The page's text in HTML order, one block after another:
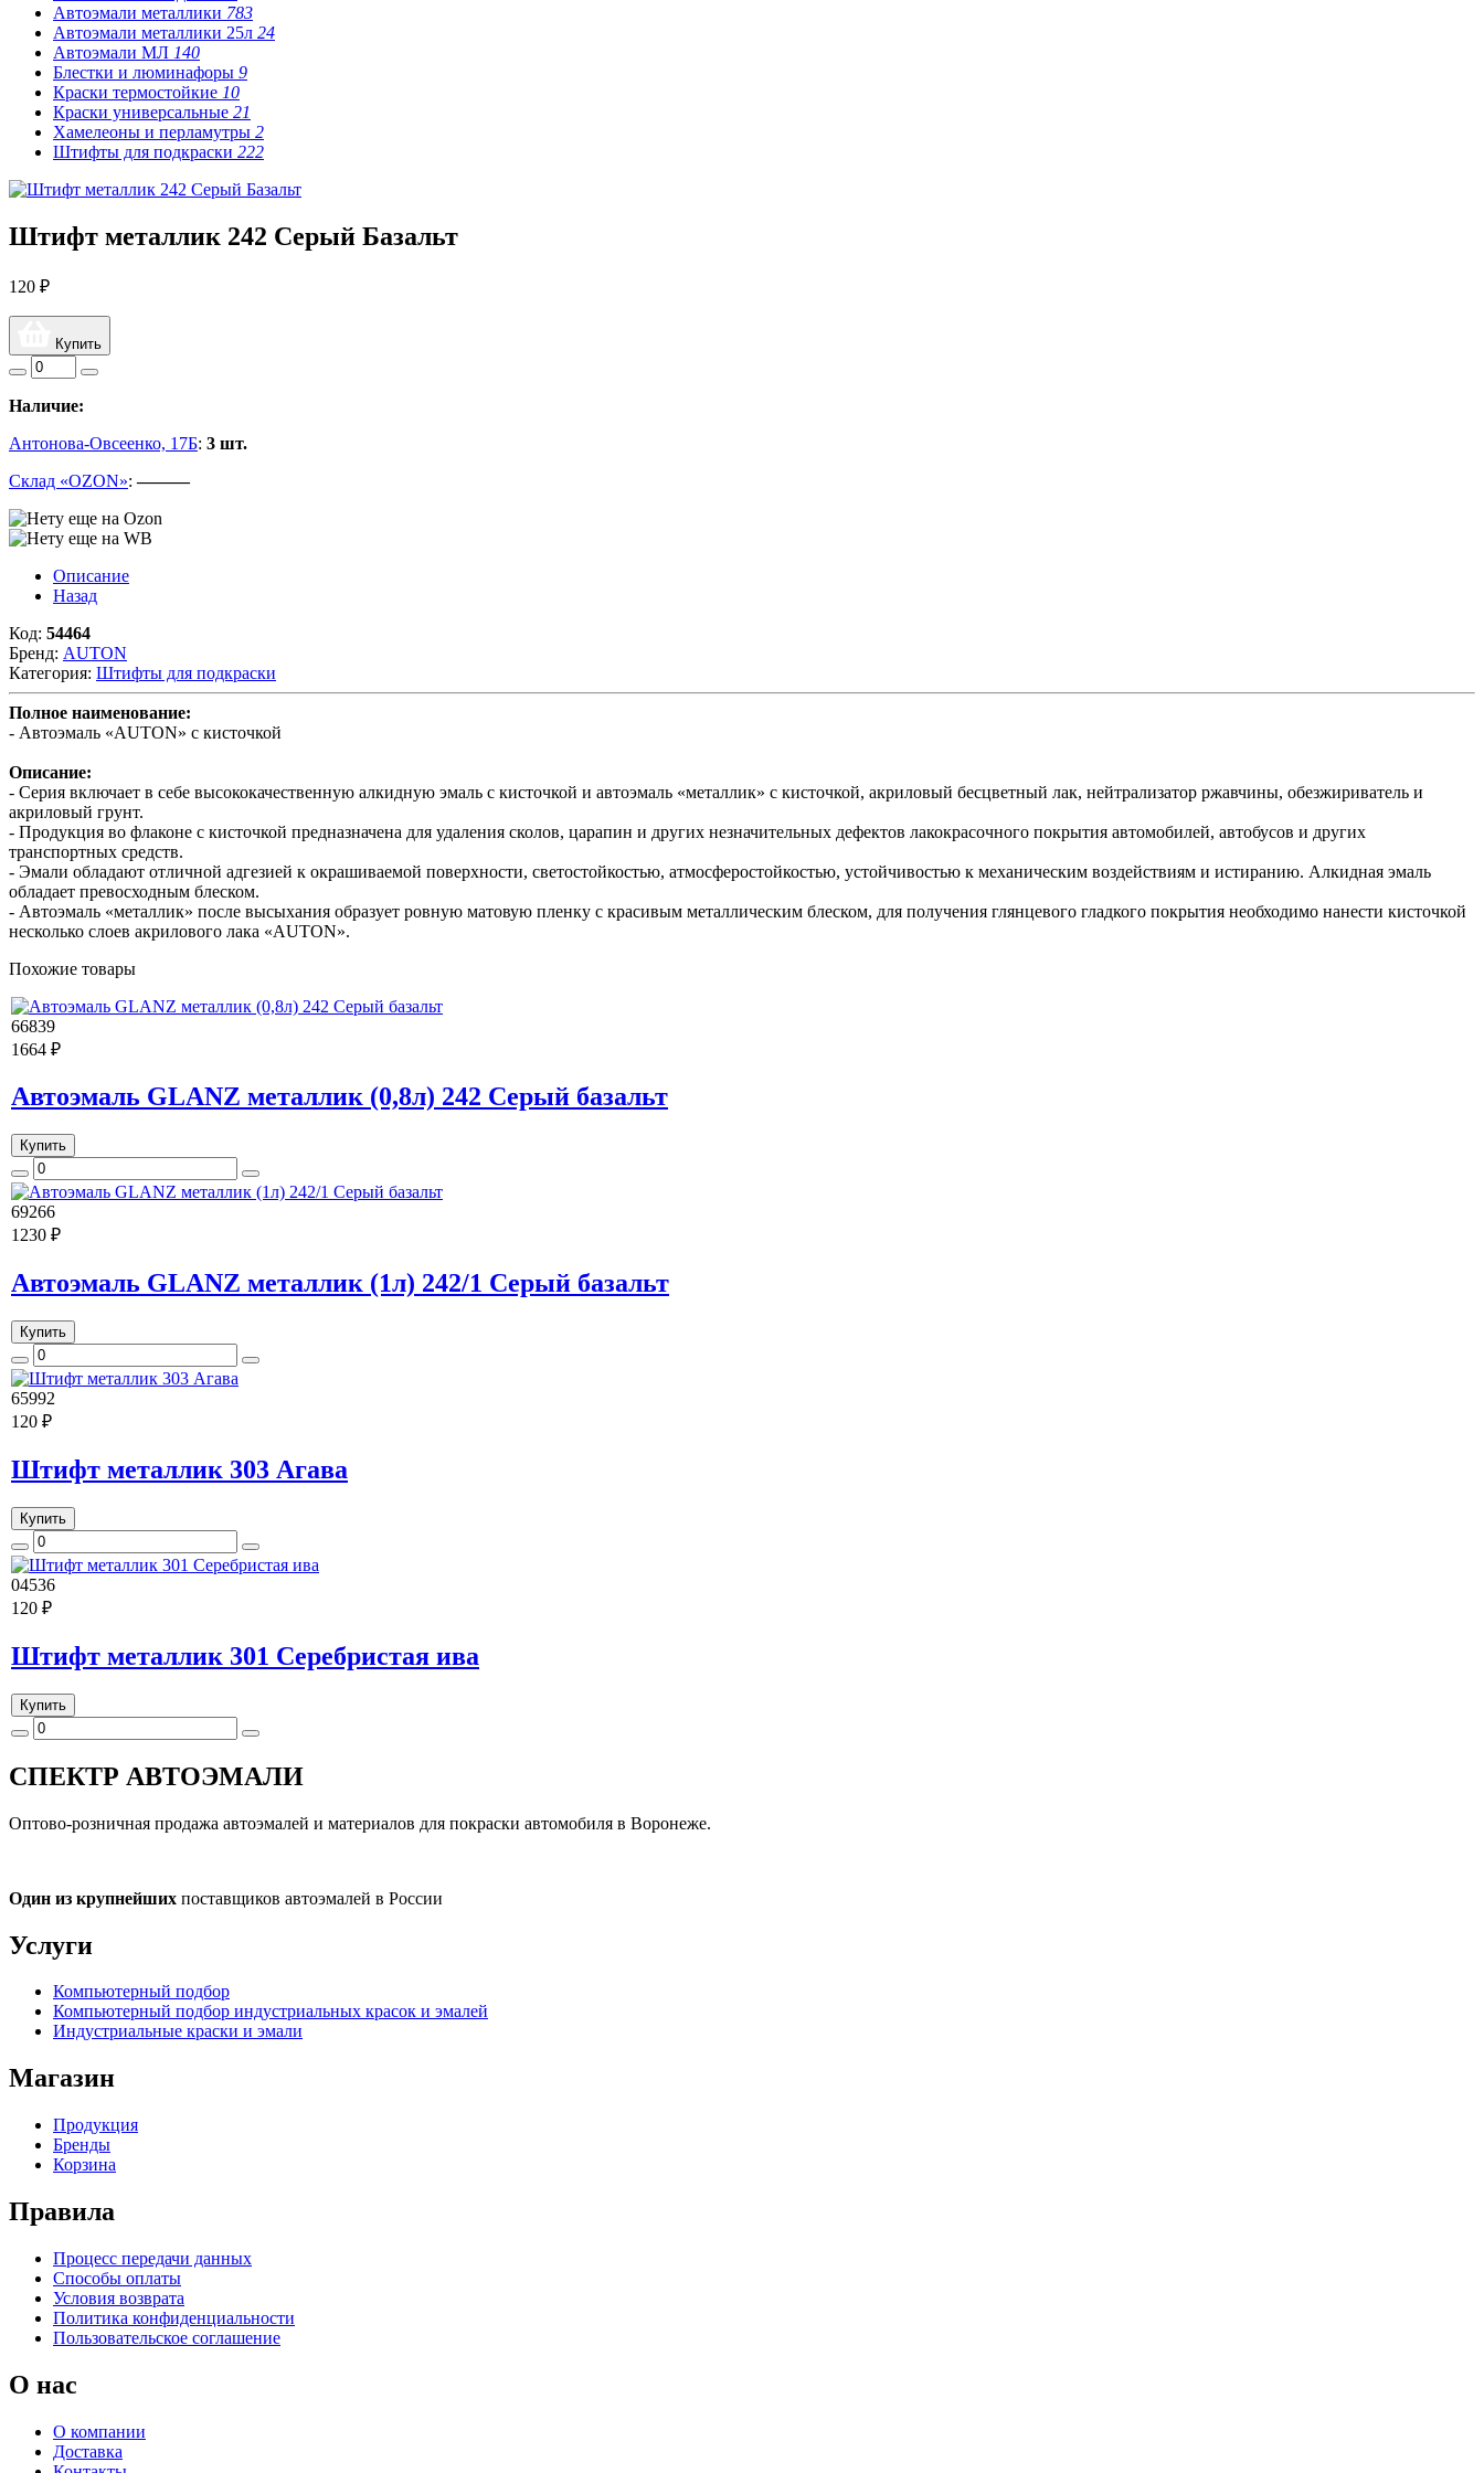
Автоэмали металлики 783
Автоэмали металлики 25л 24
Автоэмали МЛ 140
Блестки и люминафоры 9
Краски термостойкие 10
Краски универсальные 21
Хамелеоны и перламутры 2
Штифты для подкраски 222
Штифт металлик 242 Серый Базальт
120 ₽
Купить
Наличие:
Антонова-Овсеенко, 17Б: 3 шт.
Склад «OZON»:———
Описание
Назад
Код: 54464
Бренд: AUTON
Категория: Штифты для подкраски
Полное наименование:
- Автоэмаль «AUTON» с кисточкой
Описание:
- Серия включает в себе высококачественную алкидную эмаль с кисточкой и автоэмаль «металлик» с кисточкой, акриловый бесцветный лак, нейтрализатор ржавчины, обезжириватель и
акриловый грунт.
- Продукция во флаконе с кисточкой предназначена для удаления сколов, царапин и других незначительных дефектов лакокрасочного покрытия автомобилей, автобусов и других
транспортных средств.
- Эмали обладают отличной адгезией к окрашиваемой поверхности, светостойкостью, атмосферостойкостью, устойчивостью к механическим воздействиям и истиранию. Алкидная эмаль
обладает превосходным блеском.
- Автоэмаль «металлик» после высыхания образует ровную матовую пленку с красивым металлическим блеском, для получения глянцевого гладкого покрытия необходимо нанести кисточкой
несколько слоев акрилового лака «AUTON».
Похожие товары
66839
1664 ₽
Автоэмаль GLANZ металлик (0,8л) 242 Серый базальт
Купить
69266
1230 ₽
Автоэмаль GLANZ металлик (1л) 242/1 Серый базальт
Купить
65992
120 ₽
Штифт металлик 303 Агава
Купить
04536
120 ₽
Штифт металлик 301 Серебристая ива
Купить
СПЕКТР АВТОЭМАЛИ
Оптово-розничная продажа автоэмалей и материалов для покраски автомобиля в Воронеже.
Один из крупнейших поставщиков автоэмалей в России
Услуги
Компьютерный подбор
Компьютерный подбор индустриальных красок и эмалей
Индустриальные краски и эмали
Магазин
Продукция
Бренды
Корзина
Правила
Процесс передачи данных
Способы оплаты
Условия возврата
Политика конфиденциальности
Пользовательское соглашение
О нас
О компании
Доставка